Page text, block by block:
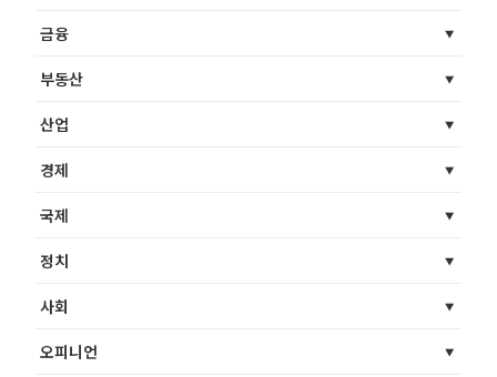
금융
부동산
산업
경제
국제
정치
사회
오피니언